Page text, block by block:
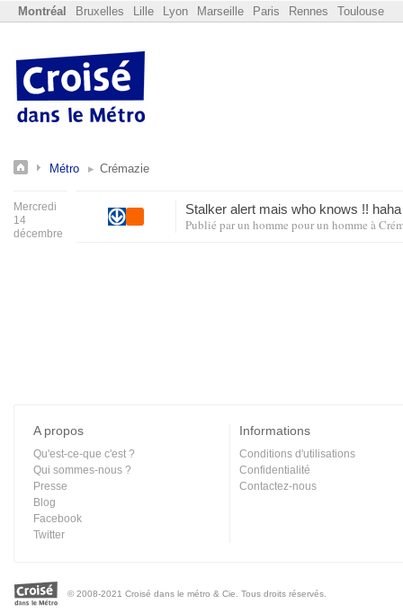
Montréal Bruxelles Lille Lyon Marseille Paris Rennes Toulouse
Métro Crémazie
Mercredi
14
décembre
Stalker alert mais who knows !!
Publié parun homme pour un homme à
A propos
Qu'est-ce-que c'est ?
Qui sommes-nous ?
Presse
Blog
Facebook
Twitter
Informations
Conditions d'utilisations
Confidentialité
Contactez-nous
© 2008-2021 Croisé dans le métro & Cie. Tous droits réservés.